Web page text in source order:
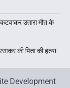
उतारा मौत के
की पिता की हत्या
Development